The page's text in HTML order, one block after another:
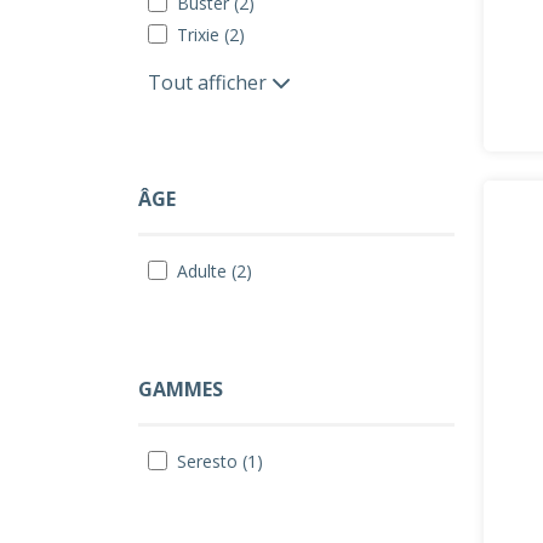
Trixie (2)
Tout afficher
ÂGE
Adulte (2)
GAMMES
Seresto (1)